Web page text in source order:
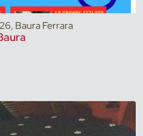
Baura Ferrara